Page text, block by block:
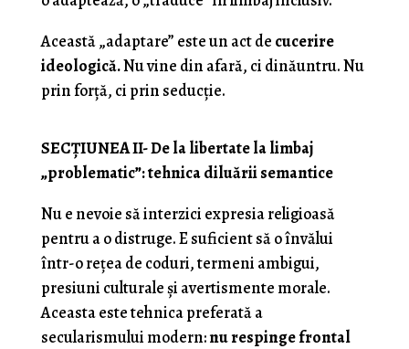
Această „adaptare” este un act de cucerire
ideologică.Nu vine din afară, ci dinăuntru. Nu
prin forță, ci prin seducție.
SECȚIUNEA II- De la libertate la limbaj
„problematic”: tehnica diluării semantice
Nu e nevoie să interzici expresia religioasă
pentru a o distruge. E suficient să o învălui
într-o rețea de coduri, termeni ambigui,
presiuni culturale și avertismente morale.
Aceasta este tehnica preferată a
secularismului modern:nu respinge frontal